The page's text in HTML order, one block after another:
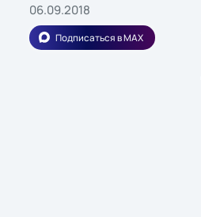
06.09.2018
Подписаться в MAX